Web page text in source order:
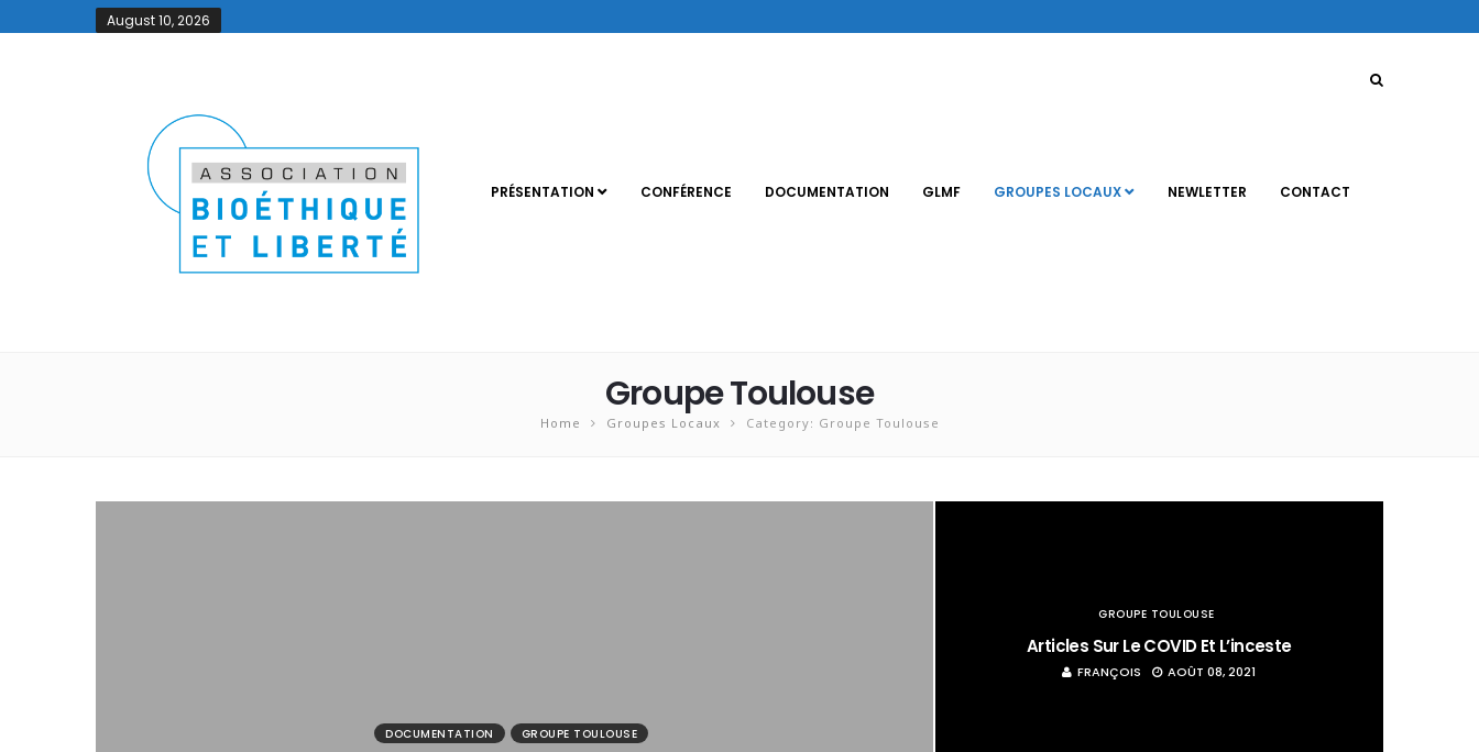
August 10, 2026
PRÉSENTATION CONFÉRENCE DOCUMENTATION GLMF GROUPES LOCAUX NEWLETTER CONTACT
Groupe Toulouse
Home Groupes Locaux Category: Groupe Toulouse
DOCUMENTATION GROUPE TOULOUSE
GROUPE TOULOUSE
Articles Sur Le COVID Et L’inceste
FRANÇOIS AOÛT 08, 2021